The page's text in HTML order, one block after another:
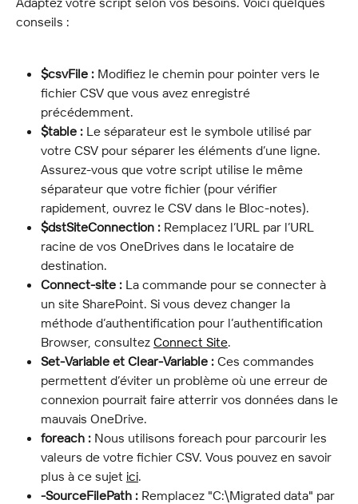
conseils :
$csvFile : Modifiez le chemin pour pointer vers le
fichier CSV que vous avez enregistré
précédemment.
$table : Le séparateur est le symbole utilisé par
votre CSV pour séparer les éléments d’une ligne.
Assurez-vous que votre script utilise le même
séparateur que votre fichier (pour vérifier
rapidement, ouvrez le CSV dans le Bloc-notes).
$dstSiteConnection : Remplacez l’URL par l’URL
racine de vos OneDrives dans le locataire de
destination.
Connect-site : La commande pour se connecter à
un site SharePoint. Si vous devez changer la
méthode d’authentification pour l’authentification
Browser, consultez Connect Site.
Set-Variable et Clear-Variable : Ces commandes
permettent d’éviter un problème où une erreur de
connexion pourrait faire atterrir vos données dans le
mauvais OneDrive.
foreach : Nous utilisons foreach pour parcourir les
valeurs de votre fichier CSV. Vous pouvez en savoir
plus à ce sujet ici.
-SourceFilePath : Remplacez "C:\Migrated data" par